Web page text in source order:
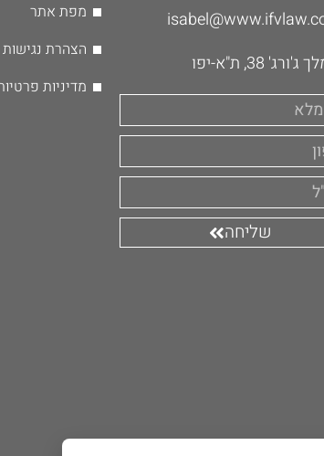
38, ת"א-יפו
שליחה
מפת אתר
הצהרת נגישות
מדיניות